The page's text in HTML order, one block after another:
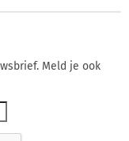
Meld je ook